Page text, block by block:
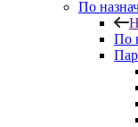
По
По